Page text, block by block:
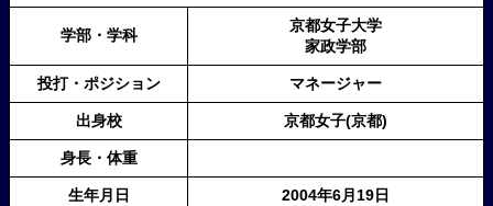
学部・学科
京都女子大学
家政学部
投打・ポジション マネージャー
出身校 京都女子(京都)
身長・体重
生年月日 2004年6月19日